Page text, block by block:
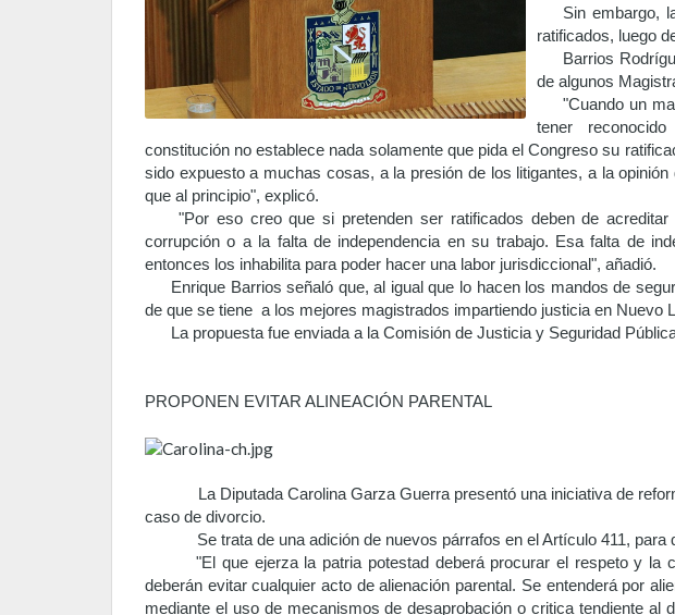
Sin embargo,
ratificados, luego
Barrios
de algunos
"Cuando un
tener reconocido
constitución no establece nada solamente que pida el Congreso su
sido expuesto a muchas cosas, a la presión de los litigantes, a la
que al principio", explicó.
"Por eso creo que si pretenden ser ratificados deben de
corrupción o a la falta de independencia en su trabajo. Esa falta de
entonces los inhabilita para poder hacer una labor jurisdiccional", añadió.
Enrique Barrios señaló que, al igual que lo hacen los mandos de
de que se tiene a los mejores magistrados impartiendo justicia en Nuevo
La propuesta fue enviada a la Comisión de Justicia y Seguridad
PROPONEN EVITAR ALINEACIÓN PARENTAL
La Diputada Carolina Garza Guerra presentó una iniciativa de
caso de divorcio.
Se trata de una adición de nuevos párrafos en el Artículo 411, para
"El que ejerza la patria potestad deberá procurar el respeto y la
deberán evitar cualquier acto de alienación parental. Se entenderá por
mediante el uso de mecanismos de desaprobación o critica tendiente